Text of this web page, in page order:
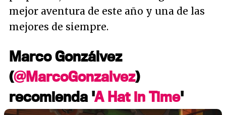
mejor aventura de este año y una de las
mejores de siempre.
Marco Gonzálvez
(@MarcoGonzalvez)
recomienda 'A Hat in Time'